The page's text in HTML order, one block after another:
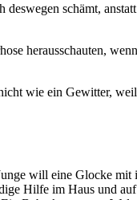
schämt,
herausschauten,
wie ein Gewitter,
will eine Glocke
Hilfe im Haus und